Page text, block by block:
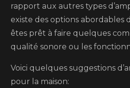
rapport aux autres types
existe des options abordables
êtes prêt à faire quelques
qualité sonore ou les
Voici quelques suggestions
pour la maison: